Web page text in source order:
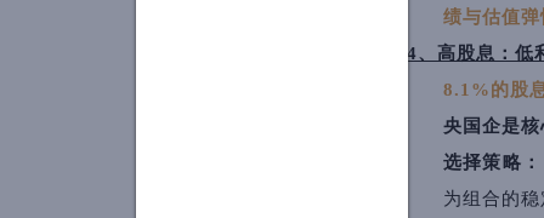
绩与估值
4、高股息：低
8.1%的股
央国企是
选择策略：
为组合的